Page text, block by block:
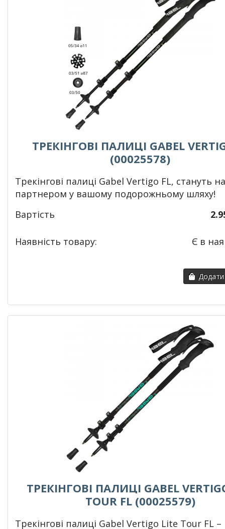
ТРЕКІНГОВІ ПАЛИЦІ GABEL
(00025578)
Трекінгові палиці Gabel Vertigo FL, стануть
партнером у вашому подорожньому шляху!
Вартість
Наявність товару: Є в
ТРЕКІНГОВІ ПАЛИЦІ GABEL
TOUR FL (00025579)
Трекінгові палиці Gabel Vertigo Lite Tour FL –